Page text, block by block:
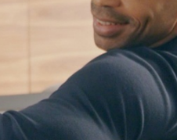
Networking agli
startup Kicè punta a
"spreco di relazioni"